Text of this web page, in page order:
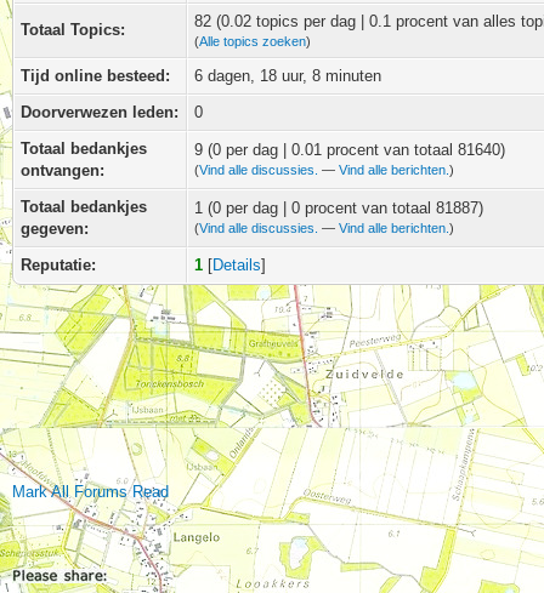
Totaal Topics: 82 (0.02 topics per dag | 0.1 procent van alles
(Alle topics zoeken)
Tijd online besteed:
6 dagen, 18 uur, 8 minuten
Doorverwezen leden:
0
Totaal bedankjes
ontvangen:
9 (0 per dag | 0.01 procent van totaal 81640)
(Vind alle discussies. — Vind alle berichten. )
Totaal bedankjes
gegeven:
1 (0 per dag | 0 procent van totaal 81887)
(Vind alle discussies. — Vind alle berichten. )
Reputatie: 1 [Details]
Mark All Forums Read